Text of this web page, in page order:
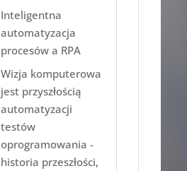
Inteligentna
automatyzacja
procesów a RPA
Wizja komputerowa
jest przyszłością
automatyzacji
testów
oprogramowania -
historia przeszłości,